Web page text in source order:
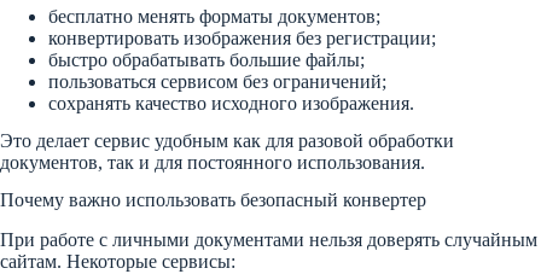
бесплатно менять форматы документов;
конвертировать изображения без регистрации;
быстро обрабатывать большие файлы;
пользоваться сервисом без ограничений;
сохранять качество исходного изображения.
Это делает сервис удобным как для разовой обработки
документов, так и для постоянного использования.
Почему важно использовать безопасный конвертер
При работе с личными документами нельзя доверять случайным
сайтам. Некоторые сервисы: